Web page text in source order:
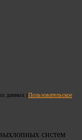
данных (Пользовательское
систем